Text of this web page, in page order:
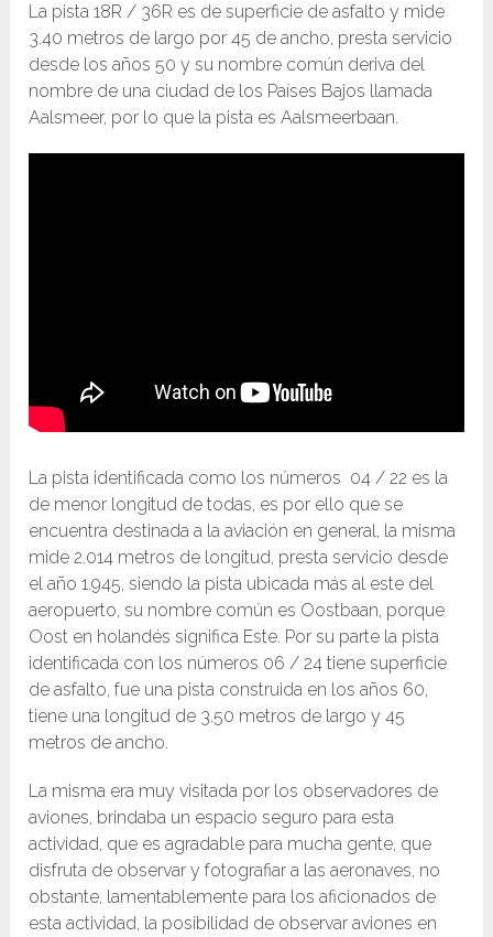
La pista 18R / 36R es de superficie de asfalto y mide
3.40 metros de largo por 45 de ancho, presta servicio
desde los años 50 y su nombre común deriva del
nombre de una ciudad de los Países Bajos llamada
Aalsmeer, por lo que la pista es Aalsmeerbaan.
La pista identificada como los números 04 / 22 es la
de menor longitud de todas, es por ello que se
encuentra destinada a la aviación en general, la misma
mide 2.014 metros de longitud, presta servicio desde
el año 1.945, siendo la pista ubicada más al este del
aeropuerto, su nombre común es Oostbaan, porque
Oost en holandés significa Este. Por su parte la pista
identificada con los números 06 / 24 tiene superficie
de asfalto, fue una pista construida en los años 60,
tiene una longitud de 3.50 metros de largo y 45
metros de ancho.
La misma era muy visitada por los observadores de
aviones, brindaba un espacio seguro para esta
actividad, que es agradable para mucha gente, que
disfruta de observar y fotografiar a las aeronaves, no
obstante, lamentablemente para los aficionados de
esta actividad, la posibilidad de observar aviones en